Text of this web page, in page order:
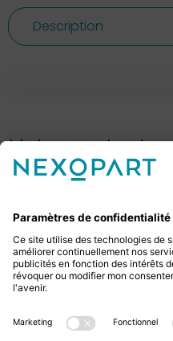
Description
Votre contact
Avez-vous des questions
+49 2522 59084 0
sales@nexopart.com